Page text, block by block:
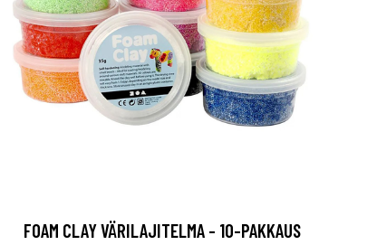
FOAM CLAY VÄRILAJITELMA - 10-PAKKAUS